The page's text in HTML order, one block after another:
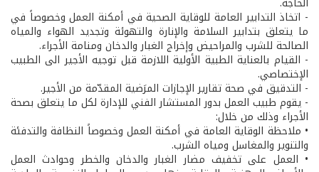
- اتخاذ التدابير العامة للوقاية الصحية في أمكنة العمل وخصوصاً في
ما يتعلق بتدابير السلامة والإنارة والتهوئة وتجديد الهواء والمياه
الصالحة للشرب والمراحيض وإخراج الغبار والدخان ومنامة الأجراء.
- القيام بالعناية الطبية الأولية اللازمة قبل توجيه الأجير الى الطبيب
الإختصاصي.
- التدقيق في صحة تقارير الإجازات المرَضية المقدّمة من الأجير.
- يقوم طبيب العمل بدور المستشار الفني للإدارة لكل ما يتعلق بصحة
الأجراء وذلك من خلال:
• ملاحظة الوقاية العامة في أمكنة العمل وخصوصاً النظافة والتدفئة
والتنوير والمغاسل ومياه الشرب.
• العمل على تخفيف مضار الغبار والدخان والخطر وحوادث العمل